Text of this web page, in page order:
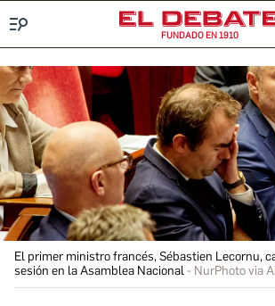
FUNDADO EN 1910
El primer ministro francés, Sébastien Lecornu,
sesión en la Asamblea Nacional
NurPhoto via